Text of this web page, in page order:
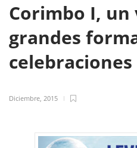
Corimbo I, un
grandes
celebraciones
Diciembre, 2015